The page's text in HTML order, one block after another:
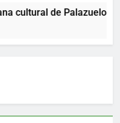
cultural de Palazuelos de